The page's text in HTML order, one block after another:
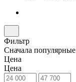
Фильтр
Сначала популярные
Цена
Цена